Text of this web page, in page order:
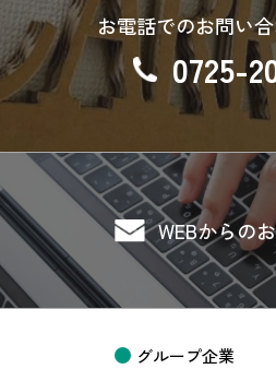
お電話でのお問い
0725-
WEBからの
グループ企業